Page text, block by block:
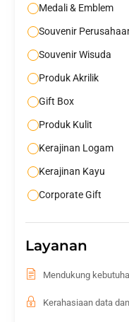
Medali & Emblem
Souvenir
Souvenir Wisuda
Produk Akrilik
Gift Box
Produk Kulit
Kerajinan Logam
Kerajinan Kayu
Corporate Gift
Layanan
Mendukung
Kerahasiaan data